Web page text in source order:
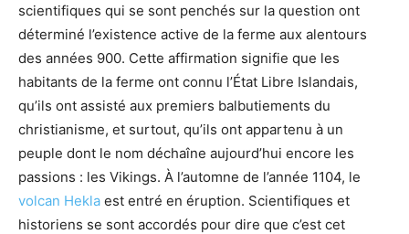
scientifiques qui se sont penchés sur la question ont
déterminé l’existence active de la ferme aux alentours
des années 900. Cette affirmation signifie que les
habitants de la ferme ont connu l’État Libre Islandais,
qu’ils ont assisté aux premiers balbutiements du
christianisme, et surtout, qu’ils ont appartenu à un
peuple dont le nom déchaîne aujourd’hui encore les
passions : les Vikings. À l’automne de l’année 1104, le
volcan Hekla est entré en éruption. Scientifiques et
historiens se sont accordés pour dire que c’est cet